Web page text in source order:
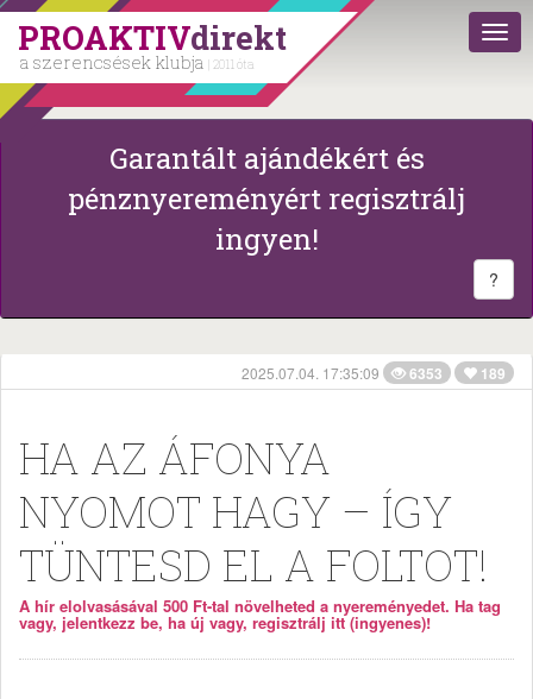
PROAKTIVdirekt
a szerencsések klubja | 2011 óta
Garantált ajándékért és
pénznyereményért regisztrálj
ingyen!
?
2025.07.04. 17:35:09 6353 189
HA AZ ÁFONYA
NYOMOT HAGY – ÍGY
TÜNTESD EL A FOLTOT!
A hír elolvasásával 500 Ft-tal növelheted a nyereményedet. Ha tag
vagy, jelentkezz be, ha új vagy, regisztrálj itt (ingyenes)!